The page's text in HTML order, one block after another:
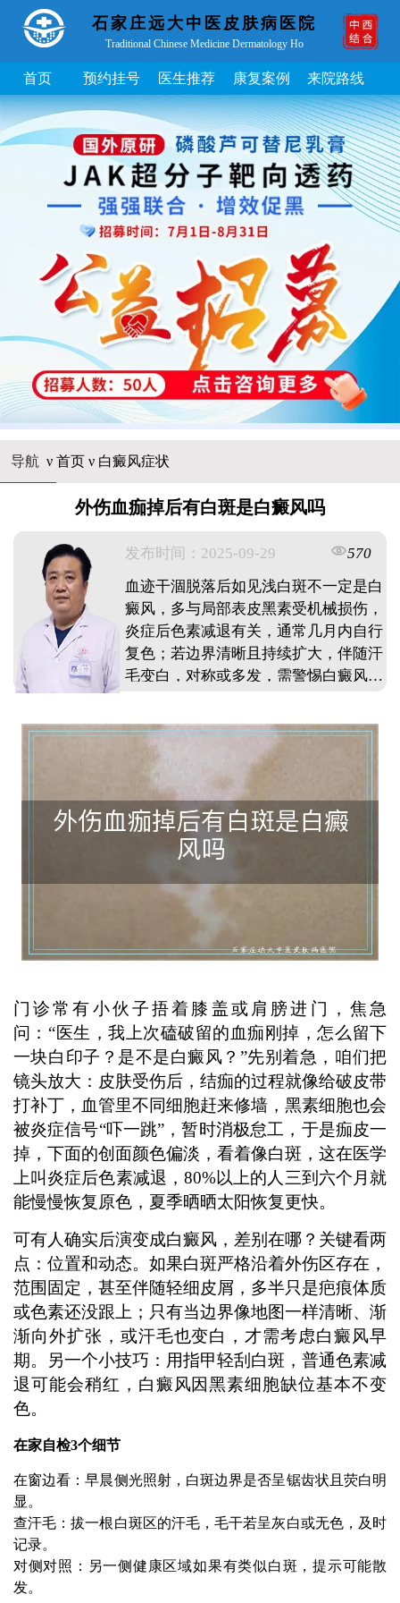
石家庄远大中医皮肤病医院
Traditional Chinese Medicine Dermatology Ho
首页 预约挂号 医生推荐 康复案例 来院路线
导航 ν 首页ν 白癜风症状
外伤血痂掉后有白斑是白癜风吗
发布时间：2025-09-29
570
血迹干涸脱落后如见浅白斑不一定是白
癜风，多与局部表皮黑素受机械损伤，
炎症后色素减退有关，通常几月内自行
复色；若边界清晰且持续扩大，伴随汗
毛变白，对称或多发，需警惕白癜风并
门诊常有小伙子捂着膝盖或肩膀进门，焦急
问：“医生，我上次磕破留的血痂刚掉，怎么留下
一块白印子？是不是白癜风？”先别着急，咱们把
镜头放大：皮肤受伤后，结痂的过程就像给破皮带
打补丁，血管里不同细胞赶来修墙，黑素细胞也会
被炎症信号“吓一跳”，暂时消极怠工，于是痂皮一
掉，下面的创面颜色偏淡，看着像白斑，这在医学
上叫炎症后色素减退，80%以上的人三到六个月就
能慢慢恢复原色，夏季晒晒太阳恢复更快。
可有人确实后演变成白癜风，差别在哪？关键看两
点：位置和动态。如果白斑严格沿着外伤区存在，
范围固定，甚至伴随轻细皮屑，多半只是疤痕体质
或色素还没跟上；只有当边界像地图一样清晰、渐
渐向外扩张，或汗毛也变白，才需考虑白癜风早
期。另一个小技巧：用指甲轻刮白斑，普通色素减
退可能会稍红，白癜风因黑素细胞缺位基本不变
色。
在家自检3个细节
在窗边看：早晨侧光照射，白斑边界是否呈锯齿状且荧白明
显。
查汗毛：拔一根白斑区的汗毛，毛干若呈灰白或无色，及时
记录。
对侧对照：另一侧健康区域如果有类似白斑，提示可能散
发。